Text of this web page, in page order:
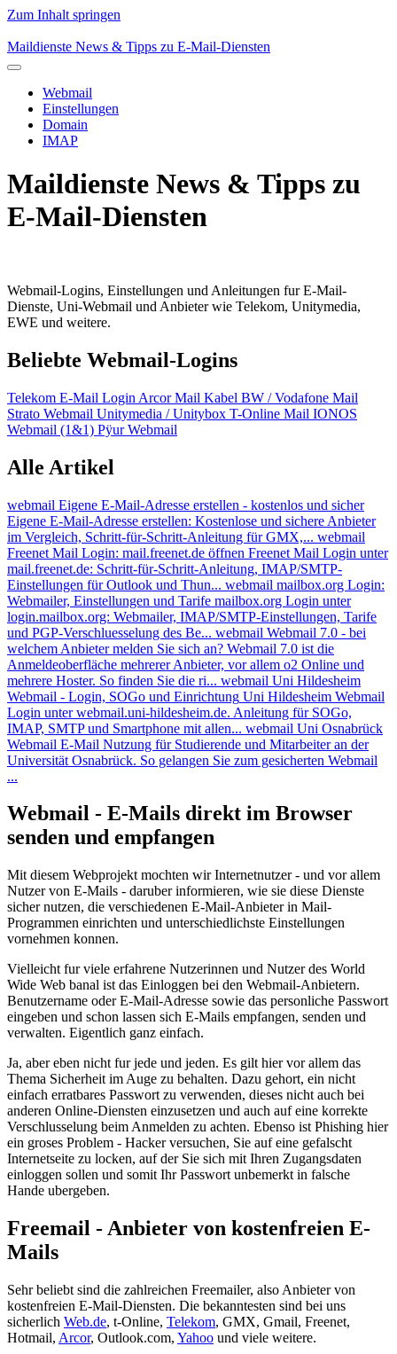
Zum Inhalt springen
Maildienste News & Tipps zu E-Mail-Diensten
Webmail
Einstellungen
Domain
IMAP
Maildienste News & Tipps zu
E-Mail-Diensten
Webmail-Logins, Einstellungen und Anleitungen fur E-Mail-
Dienste, Uni-Webmail und Anbieter wie Telekom, Unitymedia,
EWE und weitere.
Beliebte Webmail-Logins
Telekom E-Mail Login Arcor Mail Kabel BW / Vodafone Mail
Strato Webmail Unitymedia / Unitybox T-Online Mail IONOS
Webmail (1&1) Pÿur Webmail
Alle Artikel
webmail Eigene E-Mail-Adresse erstellen - kostenlos und sicher
Eigene E-Mail-Adresse erstellen: Kostenlose und sichere Anbieter
im Vergleich, Schritt-für-Schritt-Anleitung für GMX,... webmail
Freenet Mail Login: mail.freenet.de öffnen Freenet Mail Login unter
mail.freenet.de: Schritt-für-Schritt-Anleitung, IMAP/SMTP-
Einstellungen für Outlook und Thun... webmail mailbox.org Login:
Webmailer, Einstellungen und Tarife mailbox.org Login unter
login.mailbox.org: Webmailer, IMAP/SMTP-Einstellungen, Tarife
und PGP-Verschluesselung des Be... webmail Webmail 7.0 - bei
welchem Anbieter melden Sie sich an? Webmail 7.0 ist die
Anmeldeoberfläche mehrerer Anbieter, vor allem o2 Online und
mehrere Hoster. So finden Sie die ri... webmail Uni Hildesheim
Webmail - Login, SOGo und Einrichtung Uni Hildesheim Webmail
Login unter webmail.uni-hildesheim.de. Anleitung für SOGo,
IMAP, SMTP und Smartphone mit allen... webmail Uni Osnabrück
Webmail E-Mail Nutzung für Studierende und Mitarbeiter an der
Universität Osnabrück. So gelangen Sie zum gesicherten Webmail
...
Webmail - E-Mails direkt im Browser
senden und empfangen
Mit diesem Webprojekt mochten wir Internetnutzer - und vor allem
Nutzer von E-Mails - daruber informieren, wie sie diese Dienste
sicher nutzen, die verschiedenen E-Mail-Anbieter in Mail-
Programmen einrichten und unterschiedlichste Einstellungen
vornehmen konnen.
Vielleicht fur viele erfahrene Nutzerinnen und Nutzer des World
Wide Web banal ist das Einloggen bei den Webmail-Anbietern.
Benutzername oder E-Mail-Adresse sowie das personliche Passwort
eingeben und schon lassen sich E-Mails empfangen, senden und
verwalten. Eigentlich ganz einfach.
Ja, aber eben nicht fur jede und jeden. Es gilt hier vor allem das
Thema Sicherheit im Auge zu behalten. Dazu gehort, ein nicht
einfach erratbares Passwort zu verwenden, dieses nicht auch bei
anderen Online-Diensten einzusetzen und auch auf eine korrekte
Verschlusselung beim Anmelden zu achten. Ebenso ist Phishing hier
ein groses Problem - Hacker versuchen, Sie auf eine gefalscht
Internetseite zu locken, auf der Sie sich mit Ihren Zugangsdaten
einloggen sollen und somit Ihr Passwort unbemerkt in falsche
Hande ubergeben.
Freemail - Anbieter von kostenfreien E-
Mails
Sehr beliebt sind die zahlreichen Freemailer, also Anbieter von
kostenfreien E-Mail-Diensten. Die bekanntesten sind bei uns
sicherlich Web.de, t-Online, Telekom, GMX, Gmail, Freenet,
Hotmail, Arcor, Outlook.com, Yahoo und viele weitere.